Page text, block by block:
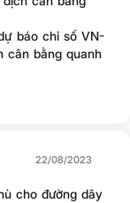
báo chỉ số VN-
cân bằng quanh
và duy trì quán tính
tới (23/08).
thị trường có
22/08/2023
cho đường dây